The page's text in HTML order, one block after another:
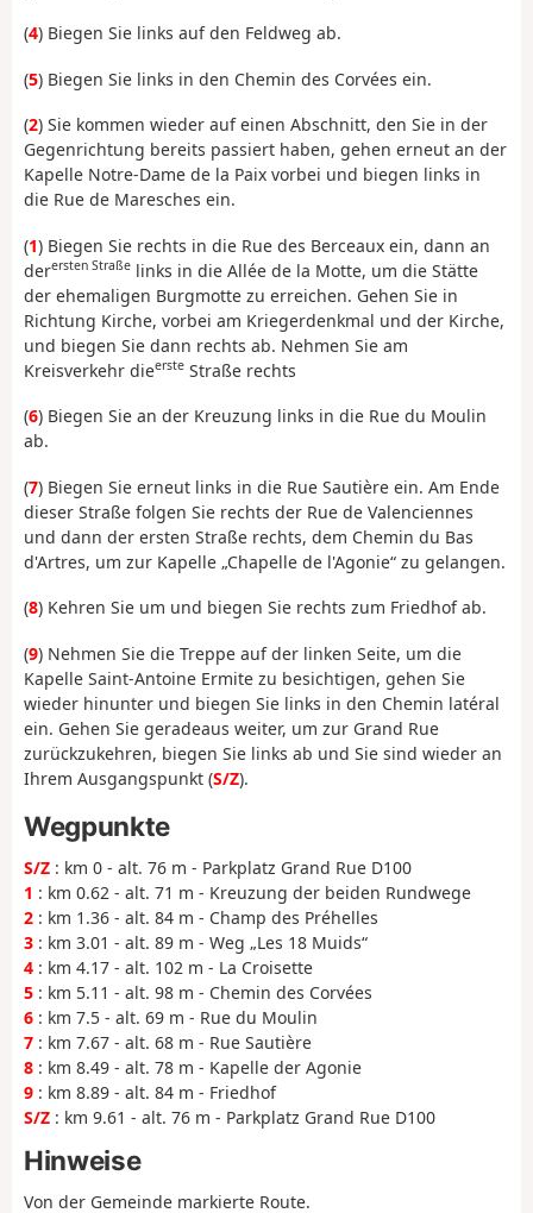
(4) Biegen Sie links auf den Feldweg ab.
(5) Biegen Sie links in den Chemin des Corvées ein.
(2) Sie kommen wieder auf einen Abschnitt, den Sie in der
Gegenrichtung bereits passiert haben, gehen erneut an der
Kapelle Notre-Dame de la Paix vorbei und biegen links in
die Rue de Maresches ein.
(1) Biegen Sie rechts in die Rue des Berceaux ein, dann an
derersten Straße links in die Allée de la Motte, um die Stätte
der ehemaligen Burgmotte zu erreichen. Gehen Sie in
Richtung Kirche, vorbei am Kriegerdenkmal und der Kirche,
und biegen Sie dann rechts ab. Nehmen Sie am
Kreisverkehr dieerste Straße rechts
(6) Biegen Sie an der Kreuzung links in die Rue du Moulin
ab.
(7) Biegen Sie erneut links in die Rue Sautière ein. Am Ende
dieser Straße folgen Sie rechts der Rue de Valenciennes
und dann der ersten Straße rechts, dem Chemin du Bas
d'Artres, um zur Kapelle „Chapelle de l'Agonie“ zu gelangen.
(8) Kehren Sie um und biegen Sie rechts zum Friedhof ab.
(9) Nehmen Sie die Treppe auf der linken Seite, um die
Kapelle Saint-Antoine Ermite zu besichtigen, gehen Sie
wieder hinunter und biegen Sie links in den Chemin latéral
ein. Gehen Sie geradeaus weiter, um zur Grand Rue
zurückzukehren, biegen Sie links ab und Sie sind wieder an
Ihrem Ausgangspunkt (S/Z).
Wegpunkte
S/Z : km 0 - alt. 76 m - Parkplatz Grand Rue D100
1 : km 0.62 - alt. 71 m - Kreuzung der beiden Rundwege
2 : km 1.36 - alt. 84 m - Champ des Préhelles
3 : km 3.01 - alt. 89 m - Weg „Les 18 Muids“
4 : km 4.17 - alt. 102 m - La Croisette
5 : km 5.11 - alt. 98 m - Chemin des Corvées
6 : km 7.5 - alt. 69 m - Rue du Moulin
7 : km 7.67 - alt. 68 m - Rue Sautière
8 : km 8.49 - alt. 78 m - Kapelle der Agonie
9 : km 8.89 - alt. 84 m - Friedhof
S/Z : km 9.61 - alt. 76 m - Parkplatz Grand Rue D100
Hinweise
Von der Gemeinde markierte Route.